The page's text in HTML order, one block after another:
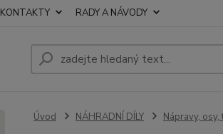
KONTAKTY RADY A NÁVODY
Úvod NÁHRADNÍ DÍLY Nápravy, osy,